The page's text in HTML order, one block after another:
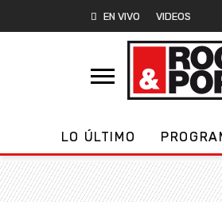
EN VIVO VIDEOS
LO ÚLTIMO